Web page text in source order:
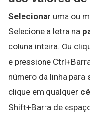
Selecionar uma ou
Selecione a letra na
coluna inteira. Ou
e pressione
número da linha para
clique em qualquer
Shift+Barra de